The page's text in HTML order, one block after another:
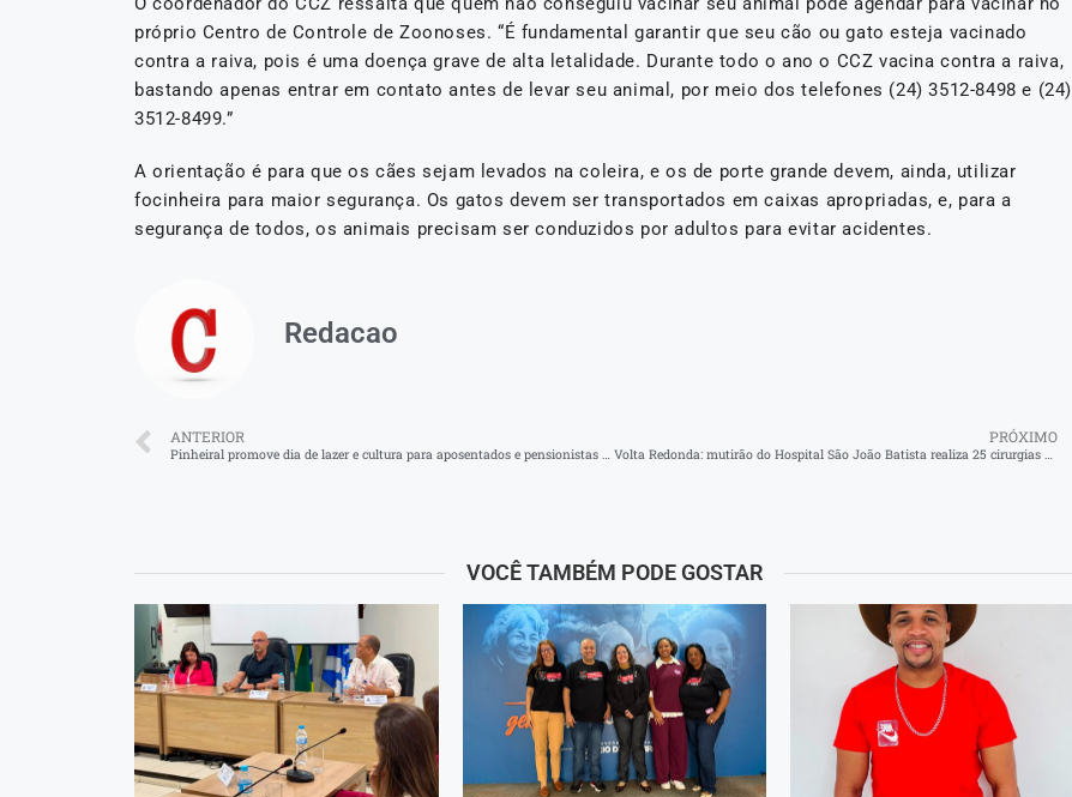
próprio Centro de Controle de Zoonoses. “É fundamental garantir que seu cão ou gato esteja vacinado
contra a raiva, pois é uma doença grave de alta letalidade. Durante todo o ano o CCZ vacina contra a raiva,
bastando apenas entrar em contato antes de levar seu animal, por meio dos telefones (24) 3512-8498 e (24)
3512-8499.”
A orientação é para que os cães sejam levados na coleira, e os de porte grande devem, ainda, utilizar
focinheira para maior segurança. Os gatos devem ser transportados em caixas apropriadas, e, para a
segurança de todos, os animais precisam ser conduzidos por adultos para evitar acidentes.
Redacao
ANTERIOR PRÓXIMO
VOCÊ TAMBÉM PODE GOSTAR